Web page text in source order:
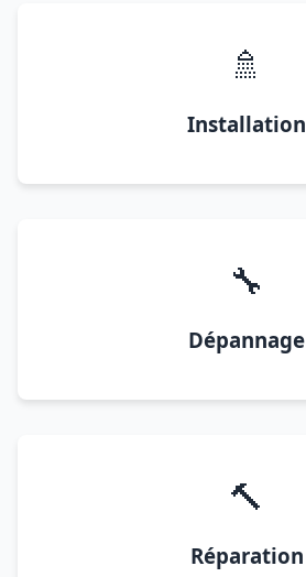
🚿
Installation
🔧
Dépannage
🔨
Réparation